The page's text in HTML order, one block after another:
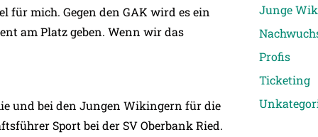
für mich. Gegen den GAK wird es ein
am Platz geben. Wenn wir das
und bei den Jungen Wikingern für die
Sport bei der SV Oberbank Ried.
Junge
Profis
Ticketing